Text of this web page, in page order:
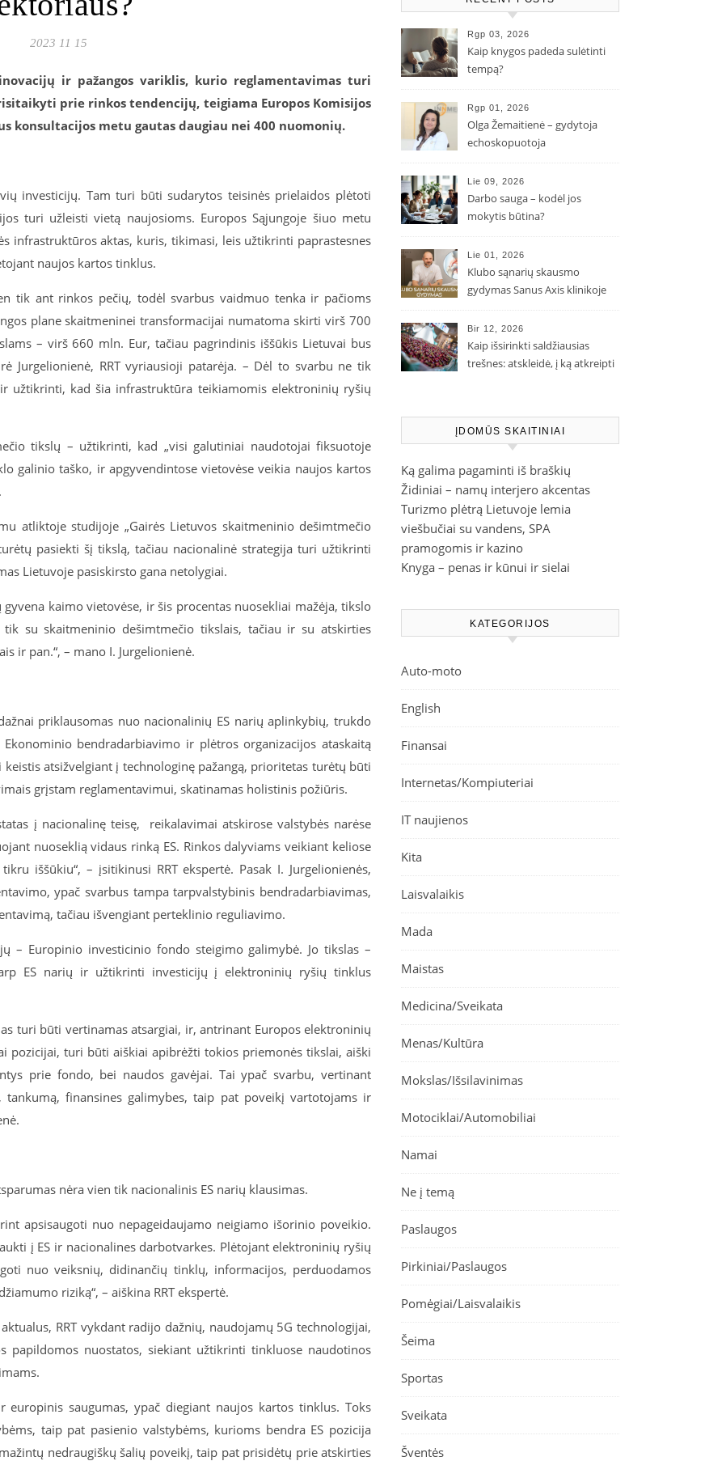
2023 11 15
ir pažangos variklis, kurio reglamentavimas turi
prie rinkos tendencijų, teigiama Europos Komisijos
konsultacijos metu gautas daugiau nei 400 nuomonių.
investicijų. Tam turi būti sudarytos teisinės prielaidos plėtoti
turi užleisti vietą naujosioms. Europos Sąjungoje šiuo metu
infrastruktūros aktas, kuris, tikimasi, leis užtikrinti paprastesnes
naujos kartos tinklus.
tik ant rinkos pečių, todėl svarbus vaidmuo tenka ir pačioms
plane skaitmeninei transformacijai numatoma skirti virš 700
– virš 660 mln. Eur, tačiau pagrindinis iššūkis Lietuvai bus
Jurgelionienė, RRT vyriausioji patarėja. – Dėl to svarbu ne tik
užtikrinti, kad šia infrastruktūra teikiamomis elektroninių ryšių
tikslų – užtikrinti, kad „visi galutiniai naudotojai fiksuotoje
galinio taško, ir apgyvendintose vietovėse veikia naujos kartos
atliktoje studijoje „Gairės Lietuvos skaitmeninio dešimtmečio
pasiekti šį tikslą, tačiau nacionalinė strategija turi užtikrinti
Lietuvoje pasiskirsto gana netolygiai.
kaimo vietovėse, ir šis procentas nuosekliai mažėja, tikslo
su skaitmeninio dešimtmečio tikslais, tačiau ir su atskirties
ir pan.“, – mano I. Jurgelionienė.
priklausomas nuo nacionalinių ES narių aplinkybių, trukdo
bendradarbiavimo ir plėtros organizacijos ataskaitą
atsižvelgiant į technologinę pažangą, prioritetas turėtų būti
grįstam reglamentavimui, skatinamas holistinis požiūris.
į nacionalinę teisę, reikalavimai atskirose valstybės narėse
nuoseklią vidaus rinką ES. Rinkos dalyviams veikiant keliose
iššūkiu“, – įsitikinusi RRT ekspertė. Pasak I. Jurgelionienės,
ypač svarbus tampa tarpvalstybinis bendradarbiavimas,
tačiau išvengiant perteklinio reguliavimo.
– Europinio investicinio fondo steigimo galimybė. Jo tikslas –
ES narių ir užtikrinti investicijų į elektroninių ryšių tinklus
turi būti vertinamas atsargiai, ir, antrinant Europos elektroninių
pozicijai, turi būti aiškiai apibrėžti tokios priemonės tikslai, aiški
prie fondo, bei naudos gavėjai. Tai ypač svarbu, vertinant
finansines galimybes, taip pat poveikį vartotojams ir
nėra vien tik nacionalinis ES narių klausimas.
apsisaugoti nuo nepageidaujamo neigiamo išorinio poveikio.
į ES ir nacionalines darbotvarkes. Plėtojant elektroninių ryšių
nuo veiksnių, didinančių tinklų, informacijos, perduodamos
riziką“, – aiškina RRT ekspertė.
RRT vykdant radijo dažnių, naudojamų 5G technologijai,
papildomos nuostatos, siekiant užtikrinti tinkluose naudotinos
europinis saugumas, ypač diegiant naujos kartos tinklus. Toks
taip pat pasienio valstybėms, kurioms bendra ES pozicija
nedraugiškų šalių poveikį, taip pat prisidėtų prie atskirties
Rgp 03, 2026
Kaip knygos padeda sulėtinti
tempą?
Rgp 01, 2026
Olga Žemaitienė – gydytoja
echoskopuotoja
Lie 09, 2026
Darbo sauga – kodėl jos
mokytis būtina?
Lie 01, 2026
Klubo sąnarių skausmo
gydymas Sanus Axis klinikoje
Bir 12, 2026
Kaip išsirinkti saldžiausias
trešnes: atskleidė, į ką atkreipti
ĮDOMŪS SKAITINIAI
Ką galima pagaminti iš braškių
Židiniai – namų interjero akcentas
Turizmo plėtrą Lietuvoje lemia
viešbučiai su vandens, SPA
pramogomis ir kazino
Knyga – penas ir kūnui ir sielai
KATEGORIJOS
Auto-moto
English
Finansai
Internetas/Kompiuteriai
IT naujienos
Kita
Laisvalaikis
Mada
Maistas
Medicina/Sveikata
Menas/Kultūra
Mokslas/Išsilavinimas
Motociklai/Automobiliai
Namai
Ne į temą
Paslaugos
Pirkiniai/Paslaugos
Pomėgiai/Laisvalaikis
Šeima
Sportas
Sveikata
Šventės